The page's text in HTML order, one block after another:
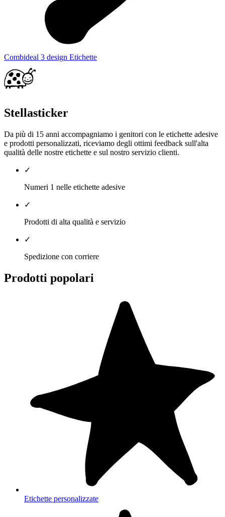
Combideal 3 design Etichette
Stellasticker
Da più di 15 anni accompagniamo i genitori con le etichette adesive
e prodotti personalizzati, riceviamo degli ottimi feedback sull'alta
qualità delle nostre etichette e sul nostro servizio clienti.
✓
Numeri 1 nelle etichette adesive
✓
Prodotti di alta qualità e servizio
✓
Spedizione con corriere
Prodotti popolari
Etichette personalizzate